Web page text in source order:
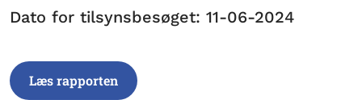
Dato for tilsynsbesøget: 11-06-2024
Læs rapporten